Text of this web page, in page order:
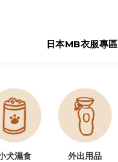
日本MB衣服專區
犬濕食 外出用品